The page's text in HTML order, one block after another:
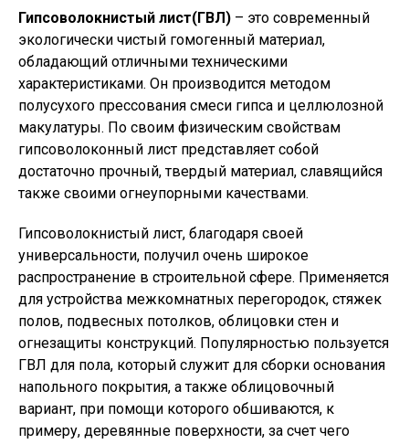
Гипсоволокнистый лист(ГВЛ) – это современный
экологически чистый гомогенный материал,
обладающий отличными техническими
характеристиками. Он производится методом
полусухого прессования смеси гипса и целлюлозной
макулатуры. По своим физическим свойствам
гипсоволоконный лист представляет собой
достаточно прочный, твердый материал, славящийся
также своими огнеупорными качествами.
Гипсоволокнистый лист, благодаря своей
универсальности, получил очень широкое
распространение в строительной сфере. Применяется
для устройства межкомнатных перегородок, стяжек
полов, подвесных потолков, облицовки стен и
огнезащиты конструкций. Популярностью пользуется
ГВЛ для пола, который служит для сборки основания
напольного покрытия, а также облицовочный
вариант, при помощи которого обшиваются, к
примеру, деревянные поверхности, за счет чего